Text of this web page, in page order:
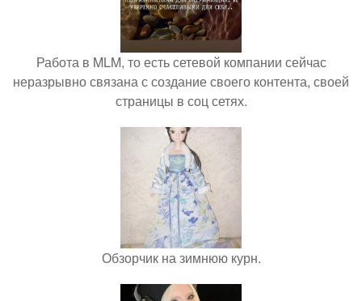
Работа в MLM, то есть сетевой компании сейчас
неразрывно связана с создание своего контента, своей
страницы в соц сетях.
Обзорчик на зимнюю курн.